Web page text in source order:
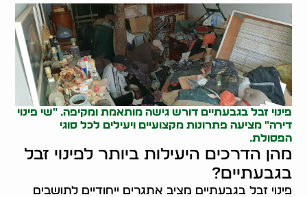
פינוי זבל בגבעתיים דורש גישה מותאמת ומקיפה. "שי פינוי
דירה" מציעה פתרונות מקצועיים ויעילים לכל סוגי
הפסולת.
מהן הדרכים היעילות ביותר לפינוי זבל
בגבעתיים?
פינוי זבל בגבעתיים מציב אתגרים ייחודיים לתושבים